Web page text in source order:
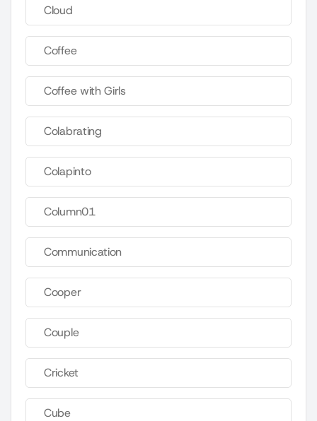
Cloud
Coffee
Coffee with Girls
Colabrating
Colapinto
Column01
Communication
Cooper
Couple
Cricket
Cube